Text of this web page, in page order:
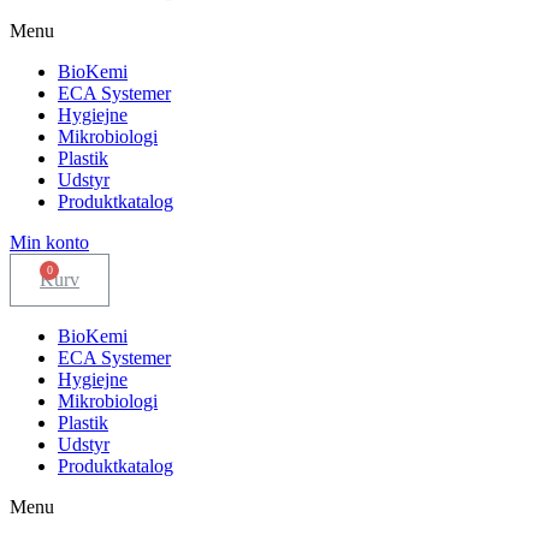
Menu
BioKemi
ECA Systemer
Hygiejne
Mikrobiologi
Plastik
Udstyr
Produktkatalog
Min konto
Kurv
BioKemi
ECA Systemer
Hygiejne
Mikrobiologi
Plastik
Udstyr
Produktkatalog
Menu